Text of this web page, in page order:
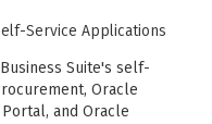
Service Applications
Suite's self-
Oracle
and Oracle